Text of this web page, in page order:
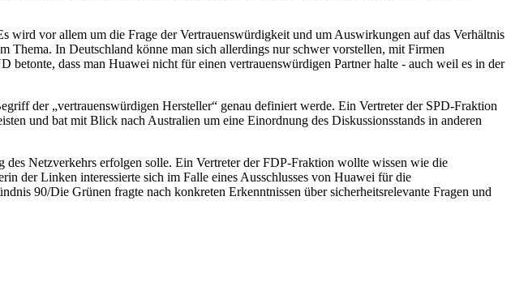
wird vor allem um die Frage der Vertrauenswürdigkeit und um Auswirkungen auf das Verhältnis
Thema. In Deutschland könne man sich allerdings nur schwer vorstellen, mit Firmen
betonte, dass man Huawei nicht für einen vertrauenswürdigen Partner halte - auch weil es in der
der „vertrauenswürdigen Hersteller“ genau definiert werde. Ein Vertreter der SPD-Fraktion
und bat mit Blick nach Australien um eine Einordnung des Diskussionsstands in anderen
Netzverkehrs erfolgen solle. Ein Vertreter der FDP-Fraktion wollte wissen wie die
der Linken interessierte sich im Falle eines Ausschlusses von Huawei für die
90/Die Grünen fragte nach konkreten Erkenntnissen über sicherheitsrelevante Fragen und